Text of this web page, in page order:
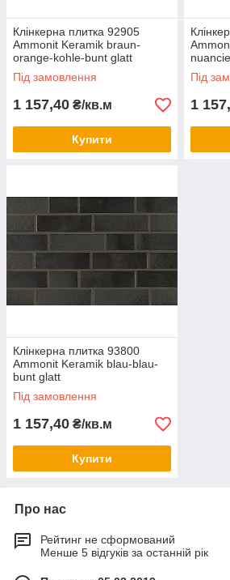
Клінкерна плитка 92905
Ammonit Keramik braun-
orange-kohle-bunt glatt
Під замовлення
1 157,40 ₴/кв.м
Купити
Під
1
Клінкерна плитка 93800
Ammonit Keramik blau-blau-
bunt glatt
Під замовлення
1 157,40 ₴/кв.м
Купити
Про нас
Рейтинг не сформований
Менше 5 відгуків за останній рік